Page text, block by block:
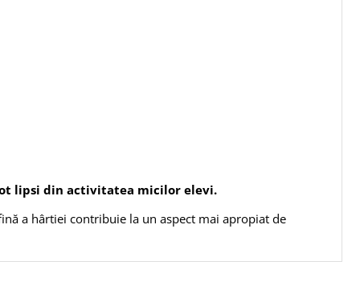
lipsi din activitatea micilor elevi.
a hârtiei contribuie la un aspect mai apropiat de